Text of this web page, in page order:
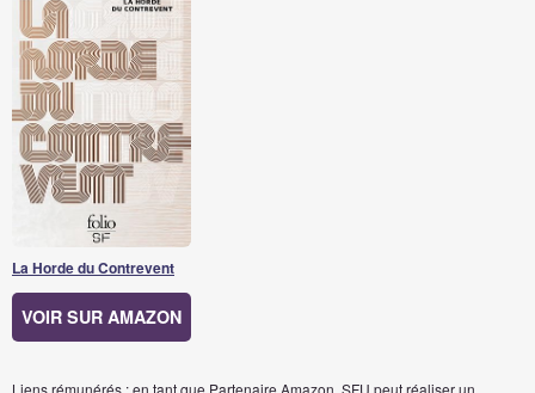
La Horde du Contrevent
VOIR SUR AMAZON